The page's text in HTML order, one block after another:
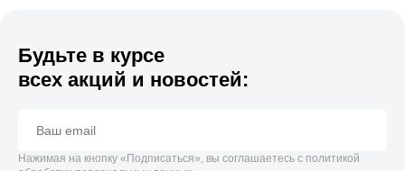
Будьте в курсе
всех акций и новостей:
Нажимая на кнопку «Подписаться», вы соглашаетесь с политикой